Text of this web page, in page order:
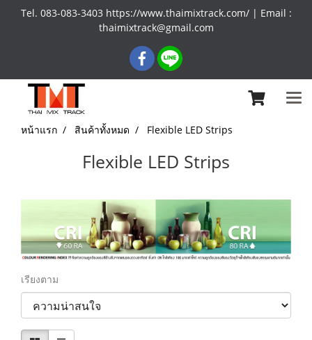
Tel. 083-083-3403 https://www.thaimixtrack.com/ | Email :
thaimixtrack@gmail.com
หน้าแรก สินค้าทั้งหมด Flexible LED Strips
Flexible LED Strips
เรียงตาม